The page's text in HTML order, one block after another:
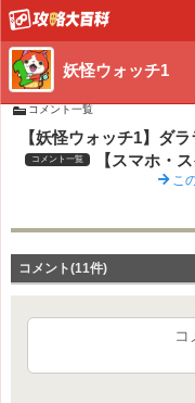
妖怪ウォッチ1
コメント一覧
【妖怪ウォッチ1】ダ
コメント一覧 【スマホ・
こ
コメント(11件)
コ